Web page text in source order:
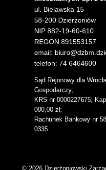
ul. Bielawska 15
58-200 Dzierżoniów
NIP 882-19-60-610
REGON 891553157
email:
telefon: 74 6464600
Sąd Rejonowy dla
Gospodarczy;
KRS nr 0000227675;
000,00 zł;
Rachunek Bankowy nr
0335
© 2026 Dzierżoniowski